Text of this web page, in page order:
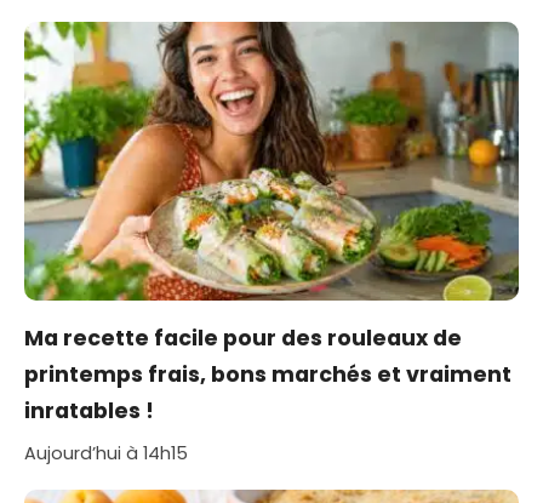
Ma recette facile pour des rouleaux de
printemps frais, bons marchés et vraiment
inratables !
Aujourd’hui à 14h15